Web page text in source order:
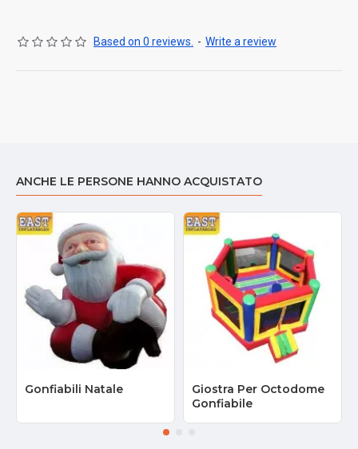
Based on 0 reviews. - Write a review
ANCHE LE PERSONE HANNO ACQUISTATO
Gonfiabili Natale
Giostra Per Octodome
Gonfiabile